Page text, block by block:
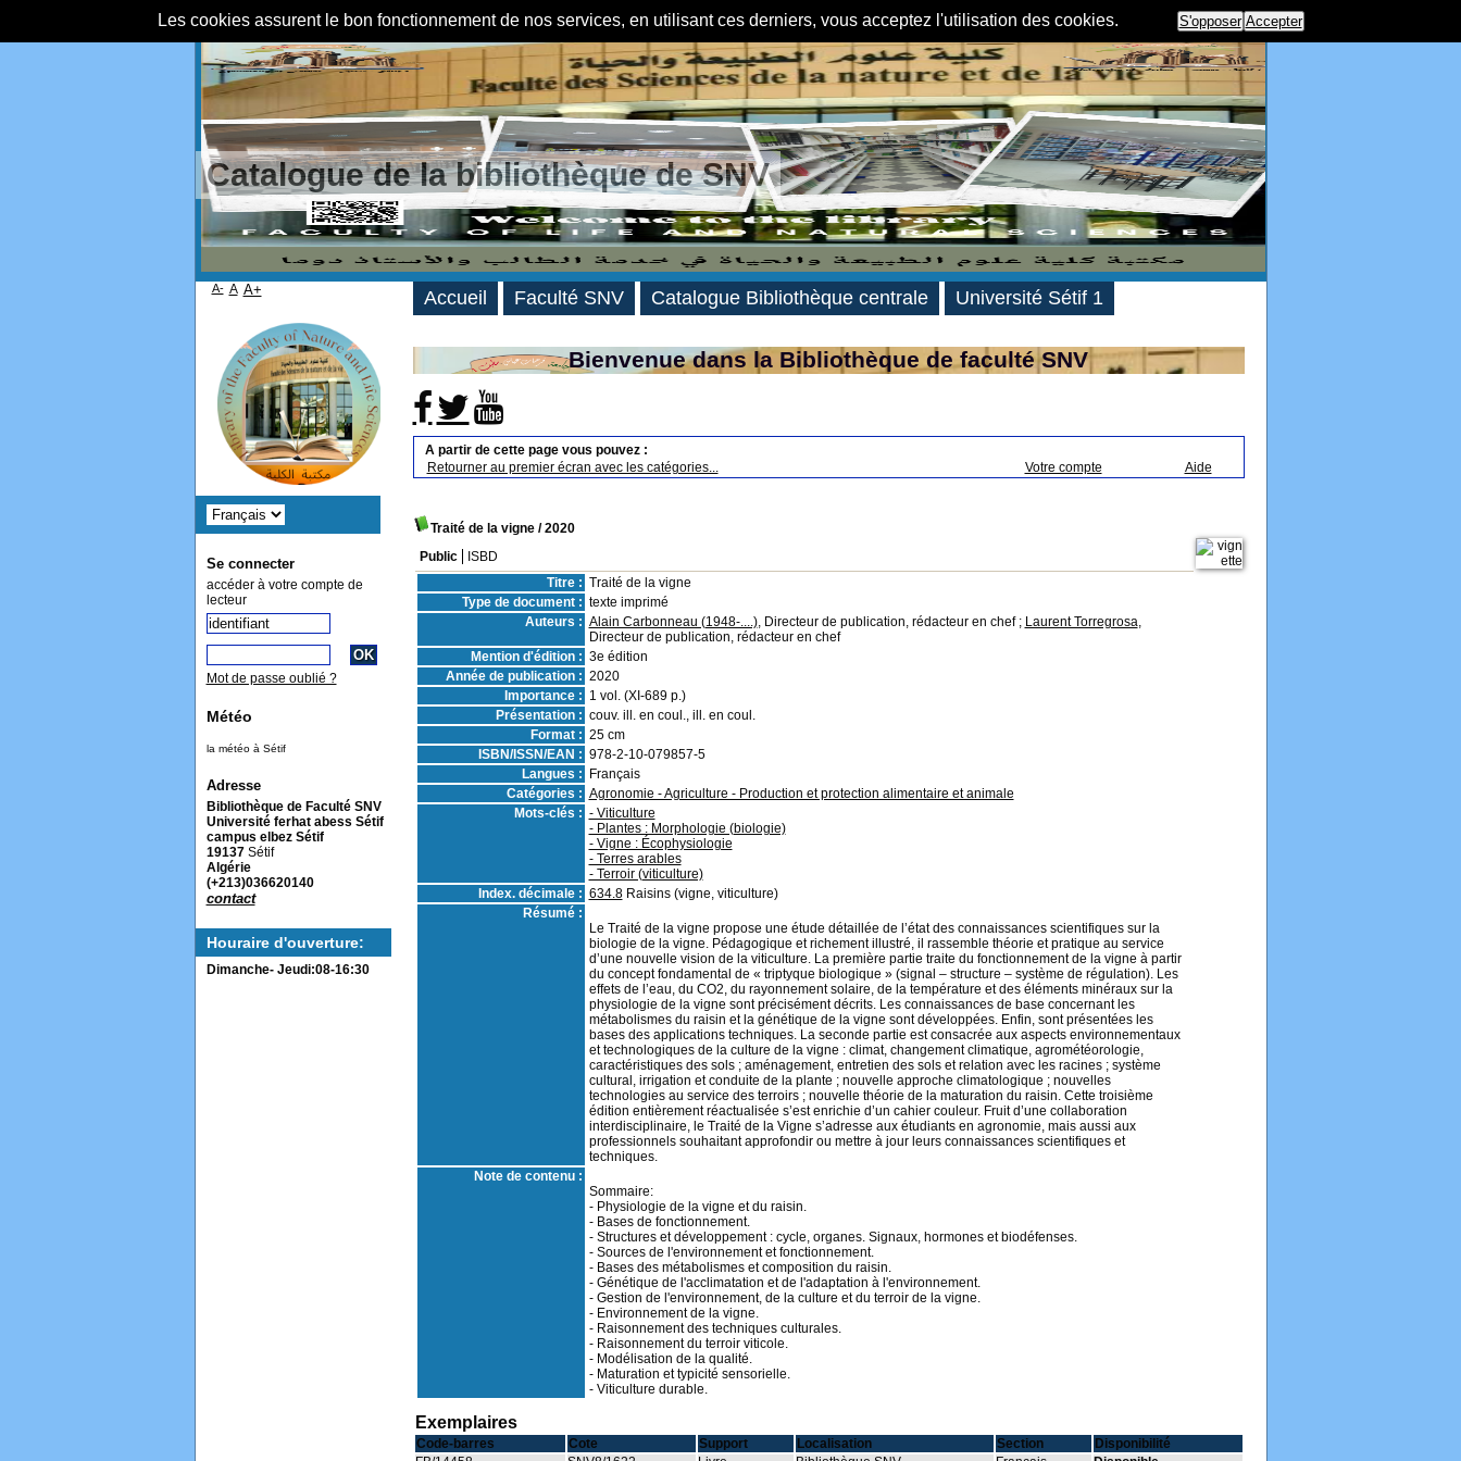
Les cookies assurent le bon fonctionnement de nos services, en utilisant ces derniers, vous acceptez l'utilisation des cookies. S'opposer Accepter
Catalogue de la bibliothèque de SNV
Bienvenue dans la Bibliothèque de faculté SNV
A partir de cette page vous pouvez :
Retourner au premier écran avec les catégories...
Votre compte Aide
Traité de la vigne/ 2020
Public
ISBD
Titre : Traité de la vigne
Type de document : texte imprimé
Auteurs : Alain Carbonneau (1948-....), Directeur de publication, rédacteur en chef ; Laurent Torregrosa,
Directeur de publication, rédacteur en chef
Mention d'édition : 3e édition
Année de publication : 2020
Importance : 1 vol. (XI-689 p.)
Présentation : couv. ill. en coul., ill. en coul.
Format : 25 cm
ISBN/ISSN/EAN : 978-2-10-079857-5
Langues :
Français
Catégories : Agronomie - Agriculture - Production et protection alimentaire et animale
Mots-clés : - Viticulture
- Plantes : Morphologie (biologie)
- Vigne : Écophysiologie
- Terres arables
- Terroir (viticulture)
Index. décimale : 634.8 Raisins (vigne, viticulture)
Résumé :
Le Traité de la vigne propose une étude détaillée de l’état des connaissances scientifiques sur la
biologie de la vigne. Pédagogique et richement illustré, il rassemble théorie et pratique au service
d’une nouvelle vision de la viticulture. La première partie traite du fonctionnement de la vigne à partir
du concept fondamental de « triptyque biologique » (signal – structure – système de régulation). Les
effets de l’eau, du CO2, du rayonnement solaire, de la température et des éléments minéraux sur la
physiologie de la vigne sont précisément décrits. Les connaissances de base concernant les
métabolismes du raisin et la génétique de la vigne sont développées. Enfin, sont présentées les
bases des applications techniques. La seconde partie est consacrée aux aspects environnementaux
et technologiques de la culture de la vigne : climat, changement climatique, agrométéorologie,
caractéristiques des sols ; aménagement, entretien des sols et relation avec les racines ; système
cultural, irrigation et conduite de la plante ; nouvelle approche climatologique ; nouvelles
technologies au service des terroirs ; nouvelle théorie de la maturation du raisin. Cette troisième
édition entièrement réactualisée s’est enrichie d’un cahier couleur. Fruit d’une collaboration
interdisciplinaire, le Traité de la Vigne s’adresse aux étudiants en agronomie, mais aussi aux
professionnels souhaitant approfondir ou mettre à jour leurs connaissances scientifiques et
techniques.
Note de contenu :
Sommaire:
- Physiologie de la vigne et du raisin.
- Bases de fonctionnement.
- Structures et développement : cycle, organes. Signaux, hormones et biodéfenses.
- Sources de l'environnement et fonctionnement.
- Bases des métabolismes et composition du raisin.
- Génétique de l'acclimatation et de l'adaptation à l'environnement.
- Gestion de l'environnement, de la culture et du terroir de la vigne.
- Environnement de la vigne.
- Raisonnement des techniques culturales.
- Raisonnement du terroir viticole.
- Modélisation de la qualité.
- Maturation et typicité sensorielle.
- Viticulture durable.
Exemplaires
Code-barres Cote Support Localisation Section
Disponibilité
Accueil Faculté SNV Catalogue Bibliothèque centrale Université Sétif 1
A- A A+
Se connecter
accéder à votre compte de
lecteur
Mot de passe oublié ?
Météo
la météo à Sétif
Adresse
Bibliothèque de Faculté SNV
Université ferhat abess Sétif
campus elbez Sétif
19137Sétif
Algérie
(+213)036620140
contact
Houraire d'ouverture:
Dimanche- Jeudi:08-16:30